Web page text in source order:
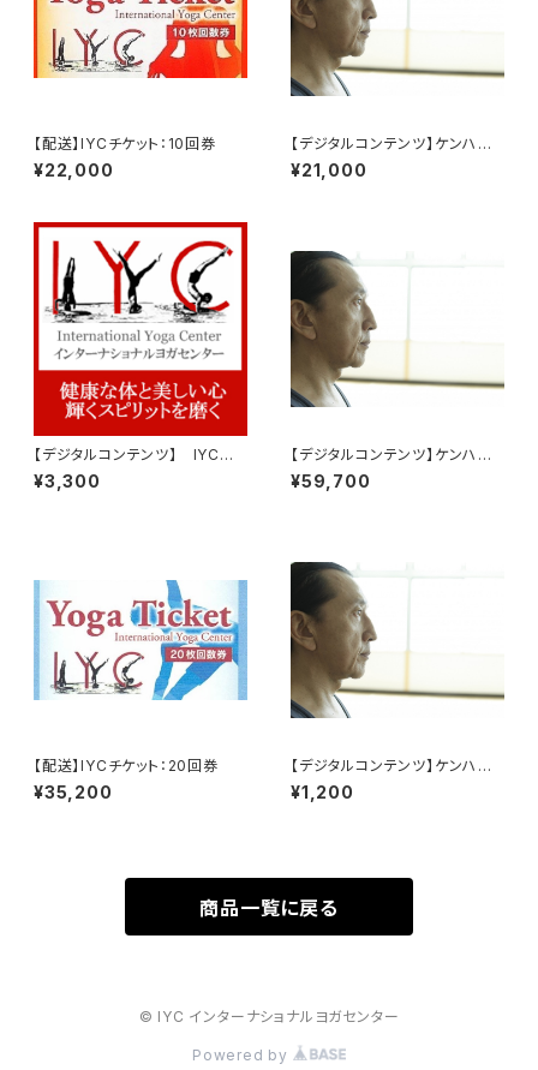
【配送】IYCチケット：10回券
¥22,000
【デジタルコンテンツ】ケンハラ
クマ早朝マイソールパス
¥21,000
【デジタルコンテンツ】 IYCチ
ケット：1回券
¥3,300
【デジタルコンテンツ】ケンハラ
クマ早朝マイソール3ヶ月パス
¥59,700
【配送】IYCチケット：20回券
¥35,200
【デジタルコンテンツ】ケンハラ
クマ早朝マイソールドロップイン
¥1,200
商品一覧に戻る
© IYC インターナショナルヨガセンター
Powered by